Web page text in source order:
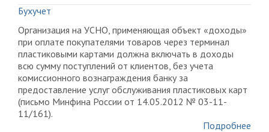
Бухучет
Организация на УСНО, применяющая объект «доходы»
при оплате покупателями товаров через терминал
пластиковыми картами должна включать в доходы
всю сумму поступлений от клиентов, без учета
комиссионного вознаграждения банку за
предоставление услуг обслуживания пластиковых карт
(письмо Минфина России от 14.05.2012 № 03-11-
11/161).
Подробнее